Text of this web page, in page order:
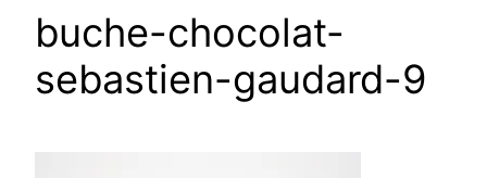
buche-chocolat-
sebastien-gaudard-9